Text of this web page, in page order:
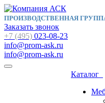
ПРОИЗВОДСТВЕННАЯ
Заказать звонок
+7 (495) 023-08-23
info@prom-ask.ru
info@prom-ask.ru
Каталог